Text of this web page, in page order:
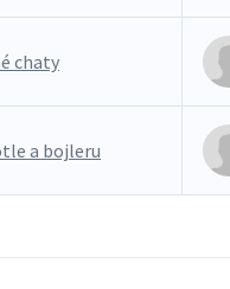
chaty
a bojleru